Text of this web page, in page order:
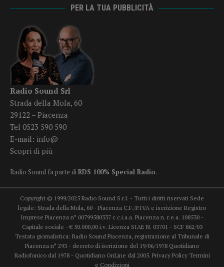
PER LA TUA PUBBLICITÀ
Radio Sound Srl
Strada della Mola, 60
29122 – Piacenza
Tel 0523 590 590
E-mail: info@
Scopri di più
Radio Sound fa parte diRDS 100% Special Radio.
Copyright © 1999/2025 Radio Sound S.r.l. - Tutti i diritti riservati Sede
legale: Strada della Mola, 60 - Piacenza C.F./P.IVA e iscrizione Registro
Imprese Piacenza n° 00799580337 c.c.i.a.a. Piacenza n. r.e.a. 108530 -
Capitale sociale - € 50.000,00 i.v. Licenza SIAE N. 03701 - SCF 862/03
Testata giornalistica: Radio Sound Piacenza, registrazione al Tribunale di
Piacenza n° 293 - decreto di iscrizione del 19/06/1978 Quotidiano
Radiofonico dal 1978 - Quotidiano OnLine dal 2005. Privacy Policy Termini
e Condizioni